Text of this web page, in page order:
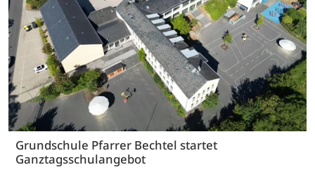
Grundschule Pfarrer Bechtel startet
Ganztagsschulangebot